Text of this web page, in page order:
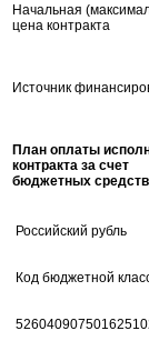
Начальная
цена контракта
Источник
План оплаты
контракта за счет
бюджетных средств
Российский рубль
Код бюджетной